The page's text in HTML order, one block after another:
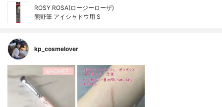
ROSY ROSA(ロージーローザ)
熊野筆 アイシャドウ用 S
kp_cosmelover